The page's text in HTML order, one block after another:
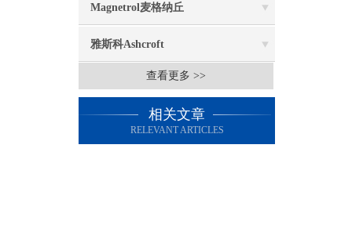
Magnetrol麦格纳丘
雅斯科Ashcroft
查看更多 >>
相关文章
RELEVANT ARTICLES